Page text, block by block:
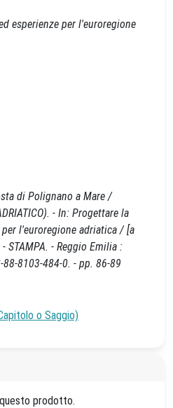
esperienze per l'euroregione
di Polignano a Mare /
- In: Progettare la
l'euroregione adriatica / [a
STAMPA. - Reggio Emilia :
8103-484-0. - pp. 86-89
o Saggio)
prodotto.